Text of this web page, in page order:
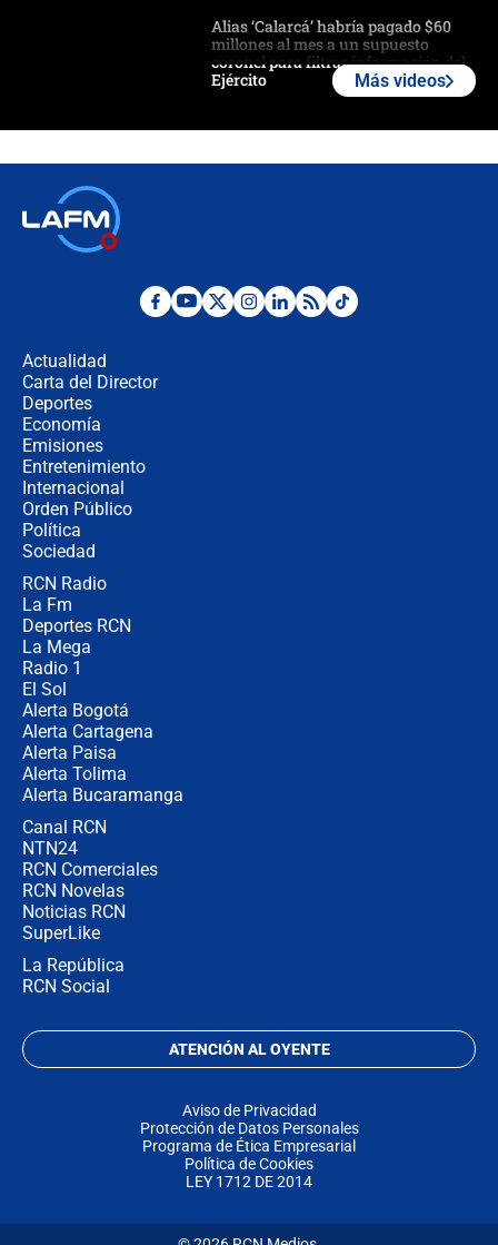
Alias ‘Calarcá’ habría pagado $60
millones al mes a un supuesto
coronel para filtrar información del
Ejército
Ministro de Defensa no descarta el
Más videos
Actualidad
Carta del Director
Deportes
Economía
Emisiones
Entretenimiento
Internacional
Orden Público
Política
Sociedad
RCN Radio
La Fm
Deportes RCN
La Mega
Radio 1
El Sol
Alerta Bogotá
Alerta Cartagena
Alerta Paisa
Alerta Tolima
Alerta Bucaramanga
Canal RCN
NTN24
RCN Comerciales
RCN Novelas
Noticias RCN
SuperLike
La República
RCN Social
ATENCIÓN AL OYENTE
Aviso de Privacidad
Protección de Datos Personales
Programa de Ética Empresarial
Política de Cookies
LEY 1712 DE 2014